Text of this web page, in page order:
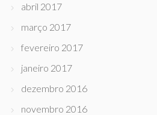
abril 2017
março 2017
fevereiro 2017
janeiro 2017
dezembro 2016
novembro 2016